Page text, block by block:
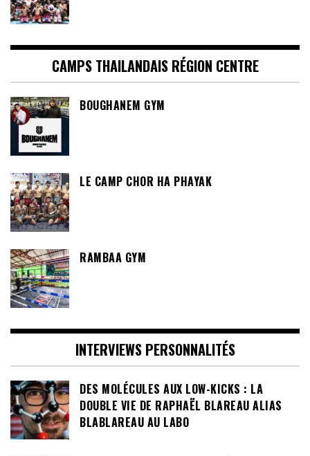
CAMPS THAILANDAIS RÉGION CENTRE
BOUGHANEM GYM
LE CAMP CHOR HA PHAYAK
RAMBAA GYM
INTERVIEWS PERSONNALITÉS
DES MOLÉCULES AUX LOW-KICKS : LA
DOUBLE VIE DE RAPHAËL BLAREAU ALIAS
BLABLAREAU AU LABO